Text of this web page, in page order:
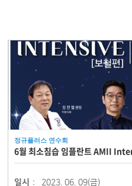
정규플러스 연수회
6월 최소침습 임플란트 AMII
일시 :
2023. 06. 09(금)